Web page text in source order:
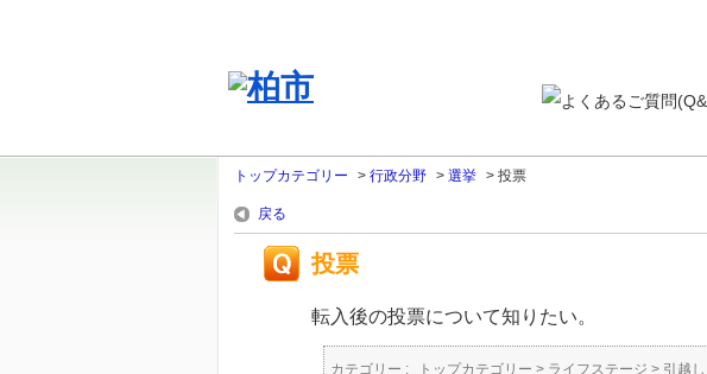
トップカテゴリー > 行政分野 > 選挙 > 投票
戻る
投票
転入後の投票について知りたい。
カテゴリー : トップカテゴリー > ライフステージ > 引越し